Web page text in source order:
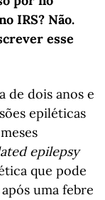
IRS? Não.
esse
de dois anos e
epiléticas
epilepsy
que pode
uma febre